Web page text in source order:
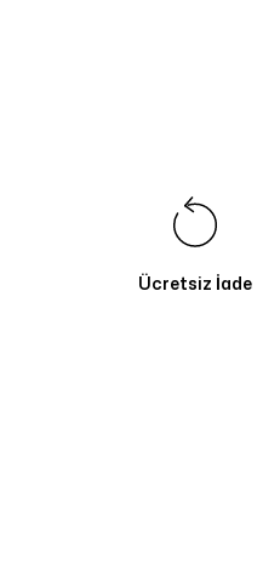
Ücretsiz İade